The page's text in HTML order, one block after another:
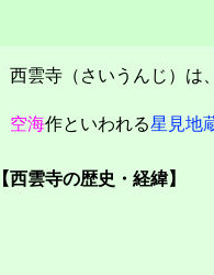
西雲寺（さいうんじ）は、
空海作といわれる星見地
【西雲寺の歴史・経緯】